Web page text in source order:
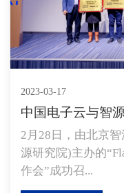
2023-03-17
2月28日，由北京
源研究院)主办的
作会”成功召...